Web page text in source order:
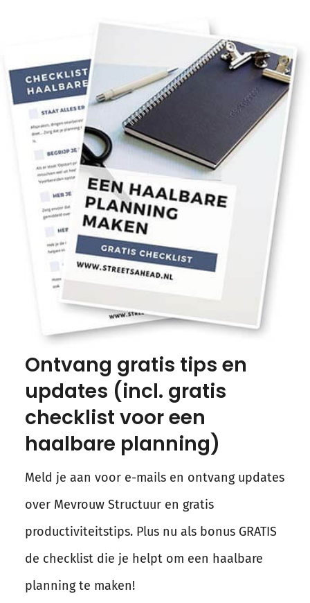
Ontvang gratis tips en
updates (incl. gratis
checklist voor een
haalbare planning)
Meld je aan voor e-mails en ontvang updates
over Mevrouw Structuur en gratis
productiviteitstips. Plus nu als bonus GRATIS
de checklist die je helpt om een haalbare
planning te maken!